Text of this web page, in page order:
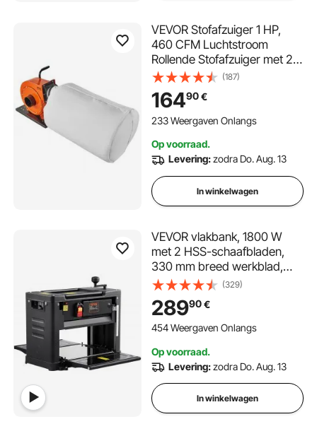
VEVOR Stofafzuiger 1 HP,
460 CFM Luchtstroom
Rollende Stofafzuiger met 21
Gallon Stofopvangzak 2,5
Micron Zakfiltratie Mobiele
Houtstofcontainer met
Handvat en Wielen voor
(187)
16490€
233 Weergaven Onlangs
Op voorraad.
Levering:zodra Do. Aug. 13
In winkelwagen
VEVOR vlakbank, 1800 W
met 2 HSS-schaafbladen,
330 mm breed werkblad,
maximale schaafdikte 15 cm.
Ideaal voor houtbewerking
door timmerlieden, doe-het-
zelvers en schilders.
(329)
28990€
454 Weergaven Onlangs
Op voorraad.
Levering:zodra Do. Aug. 13
In winkelwagen